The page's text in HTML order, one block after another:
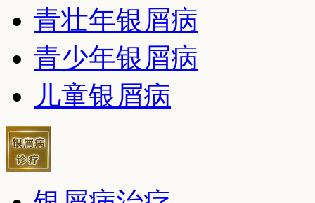
青壮年银屑病
青少年银屑病
儿童银屑病